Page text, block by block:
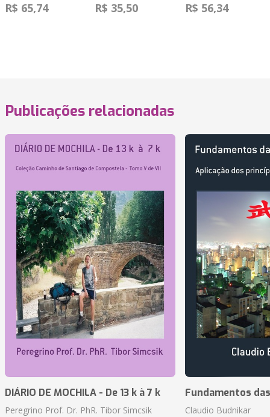
R$ 65,74 R$ 35,50 R$ 56,34
Publicações relacionadas
DIÁRIO DE MOCHILA - De 13 k à 7 k
Peregrino Prof. Dr. PhR. Tibor Simcsik
Fundamentos
Claudio Budnikar